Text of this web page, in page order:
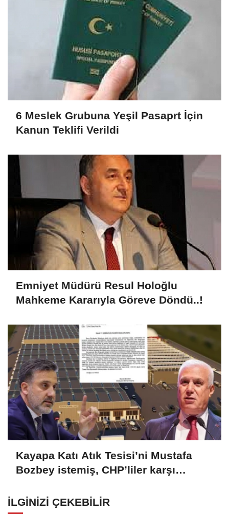
6 Meslek Grubuna Yeşil Pasaprt İçin
Kanun Teklifi Verildi
Emniyet Müdürü Resul Holoğlu
Mahkeme Kararıyla Göreve Döndü..!
Kayapa Katı Atık Tesisi’ni Mustafa
Bozbey istemiş, CHP’liler karşı
İLGINIZI ÇEKEBILIR